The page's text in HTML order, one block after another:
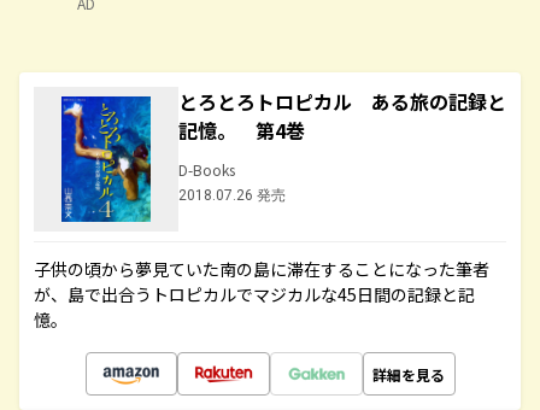
とろとろトロピカル ある旅の記録と
記憶。 第4巻
D-Books
2018.07.26 発売
子供の頃から夢見ていた南の島に滞在することになった筆者
が、島で出合うトロピカルでマジカルな45日間の記録と記
憶。
詳細を見る